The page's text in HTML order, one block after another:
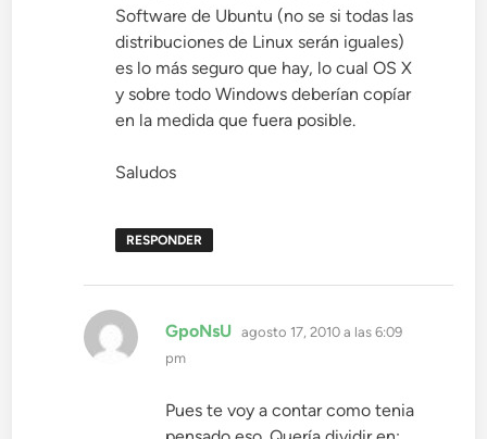
Software de Ubuntu (no se si todas las
distribuciones de Linux serán iguales)
es lo más seguro que hay, lo cual OS X
y sobre todo Windows deberían copíar
en la medida que fuera posible.
Saludos
RESPONDER
GpoNsU dice:
agosto 17, 2010 a las 6:09
pm
Pues te voy a contar como tenia